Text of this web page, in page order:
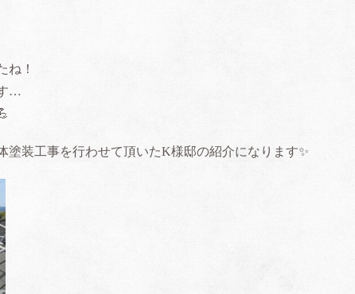
ね！
…
塗装工事を行わせて頂いたK様邸の紹介になります✨